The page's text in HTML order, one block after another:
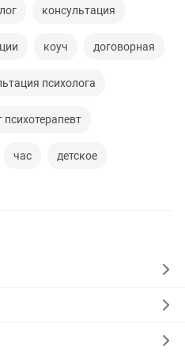
консультация
коуч договорная
психолога
психотерапевт
час детское